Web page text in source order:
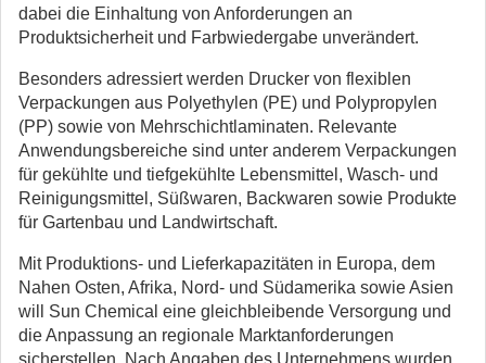
dabei die Einhaltung von Anforderungen an
Produktsicherheit und Farbwiedergabe unverändert.
Besonders adressiert werden Drucker von flexiblen
Verpackungen aus Polyethylen (PE) und Polypropylen
(PP) sowie von Mehrschichtlaminaten. Relevante
Anwendungsbereiche sind unter anderem Verpackungen
für gekühlte und tiefgekühlte Lebensmittel, Wasch- und
Reinigungsmittel, Süßwaren, Backwaren sowie Produkte
für Gartenbau und Landwirtschaft.
Mit Produktions- und Lieferkapazitäten in Europa, dem
Nahen Osten, Afrika, Nord- und Südamerika sowie Asien
will Sun Chemical eine gleichbleibende Versorgung und
die Anpassung an regionale Marktanforderungen
sicherstellen. Nach Angaben des Unternehmens wurden